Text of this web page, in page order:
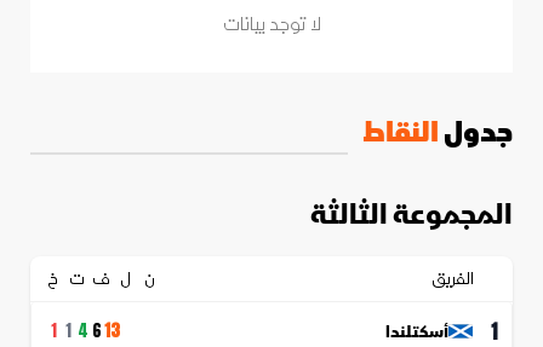
لا توجد بيانات
جدولالنقاط
المجموعة الثالثة
الفريق ن ل ف ت خ
1 أسكتلندا 13
6
4
1
1